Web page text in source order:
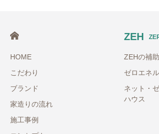
HOME
こだわり
ブランド
家造りの流れ
施工事例
ZEH
ZEHの補
ゼロエネ
ネット・
ハウス